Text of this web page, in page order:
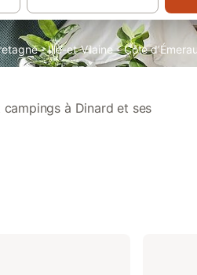
· Ille-et-Vilaine · Côte
à Dinard et ses